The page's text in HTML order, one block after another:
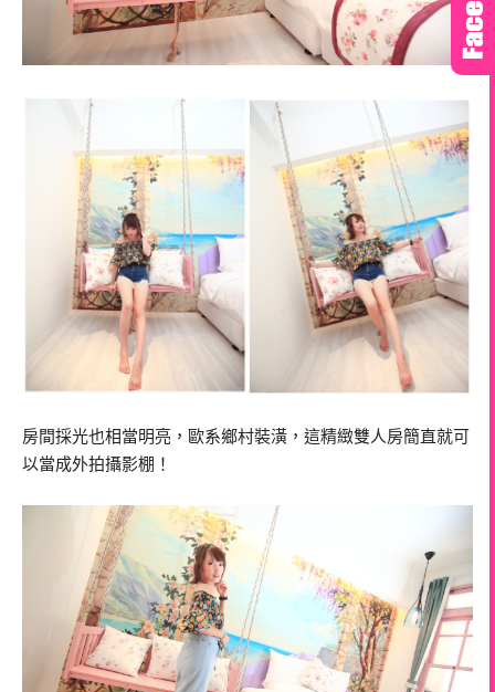
房間採光也相當明亮，歐系鄉村裝潢，這精緻雙人房簡直就可
以當成外拍攝影棚！